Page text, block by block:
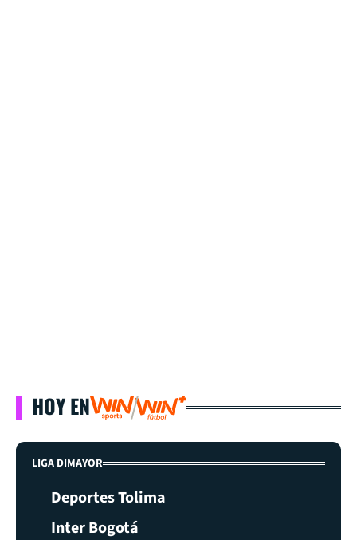
HOY EN
LIGA DIMAYOR
Deportes Tolima
Inter Bogotá